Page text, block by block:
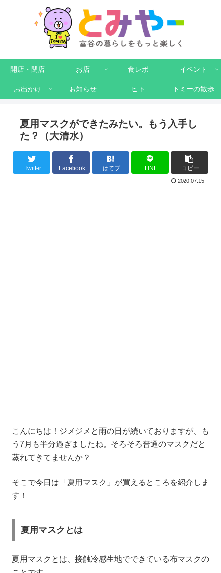
開店・閉店 お店 食レポ イベント
お出かけ お知らせ ヒト トミーの散歩
夏用マスクができたみたい。もう入手し
た？（大清水）
Twitter Facebook はてブ LINE コピー
2020.07.15
こんにちは！ジメジメと雨の日が続いておりますが、も
う7月も半分過ぎましたね。そろそろ普通のマスクだと
蒸れてきてませんか？
そこで今日は「夏用マスク」が買えるところを紹介しま
す！
夏用マスクとは
夏用マスクとは、接触冷感生地でできている布マスクの